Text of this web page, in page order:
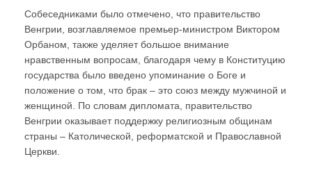
Собеседниками было отмечено, что правительство
Венгрии, возглавляемое премьер-министром Виктором
Орбаном, также уделяет большое внимание
нравственным вопросам, благодаря чему в Конституцию
государства было введено упоминание о Боге и
положение о том, что брак – это союз между мужчиной и
женщиной. По словам дипломата, правительство
Венгрии оказывает поддержку религиозным общинам
страны – Католической, реформатской и Православной
Церкви.